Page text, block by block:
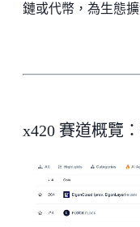
鏈或代幣，為生態
x420 賽道概覽